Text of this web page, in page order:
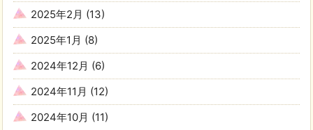
2025年2月 (13)
2025年1月 (8)
2024年12月 (6)
2024年11月 (12)
2024年10月 (11)